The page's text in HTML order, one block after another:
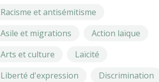
Racisme et antisémitisme
Asile et migrations
Action laïque
Arts et culture
Laïcité
Liberté d'expression
Discrimination